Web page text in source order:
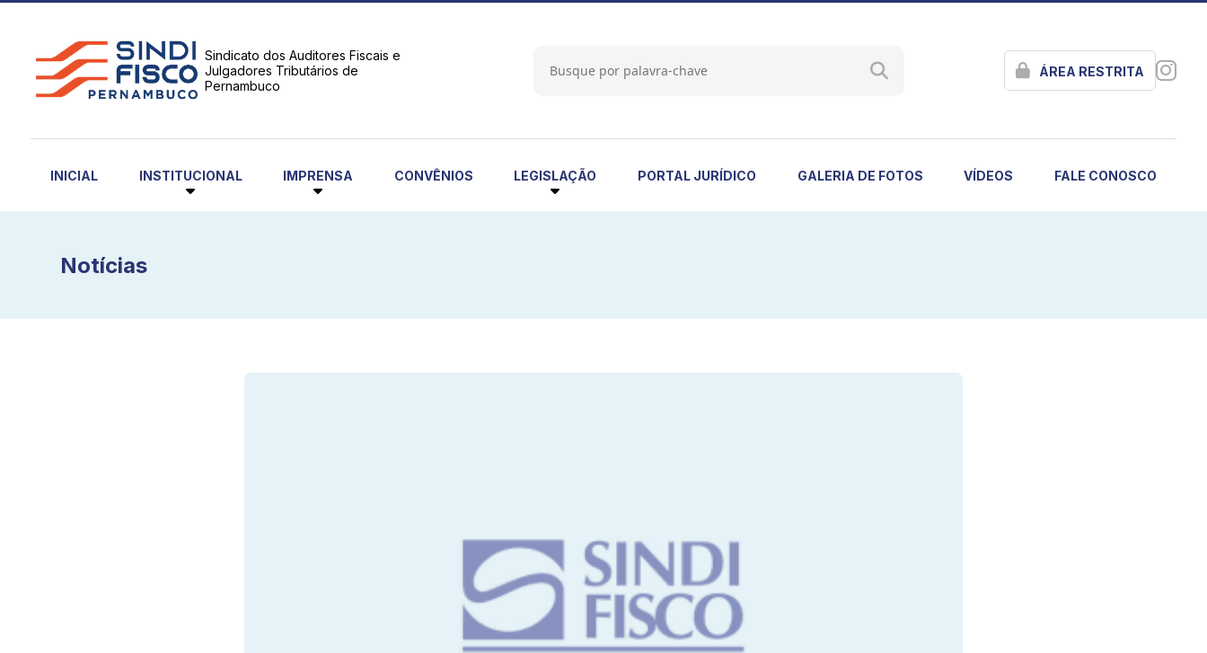
Sindicato dos Auditores Fiscais e
Julgadores Tributários de
Pernambuco
ÁREA RESTRITA
INICIAL INSTITUCIONAL IMPRENSA CONVÊNIOS LEGISLAÇÃO PORTAL JURÍDICO GALERIA DE FOTOS VÍDEOS FALE CONOSCO
Notícias